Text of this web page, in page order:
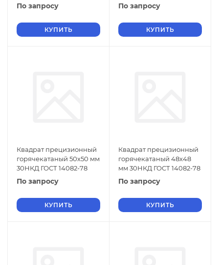
По запросу
КУПИТЬ
По запросу
КУПИТЬ
Квадрат прецизионный
горячекатаный 50х50 мм
30НКД ГОСТ 14082-78
По запросу
КУПИТЬ
Квадрат прецизионный
горячекатаный 48х48
мм 30НКД ГОСТ 14082-78
По запросу
КУПИТЬ